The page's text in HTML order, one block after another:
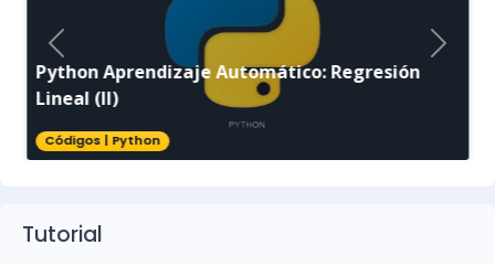
Códigos| Python
Python Aprendizaje Automático: Regresión
Lineal (II)
Tutorial